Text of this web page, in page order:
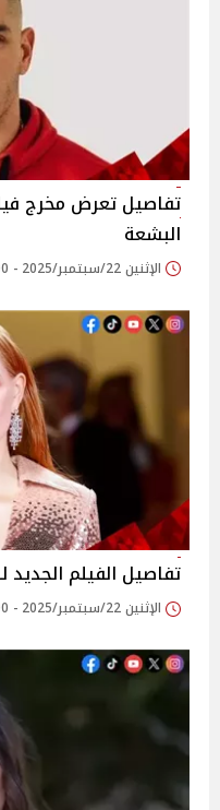
البشعة
الإثنين 22/سبتمبر/2025 - 04:00 م
تفاصيل الفيلم
الإثنين 22/سبتمبر/2025 - 03:00 م